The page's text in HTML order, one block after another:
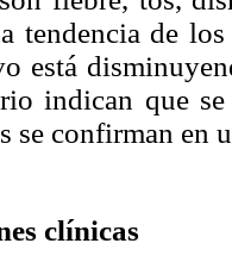
tendencia de
está
indican que
se confirman en
clínicas